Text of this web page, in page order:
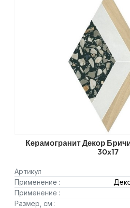
Керамогранит Декор
30x17
Артикул
Применение :
Применение :
Размер, см :